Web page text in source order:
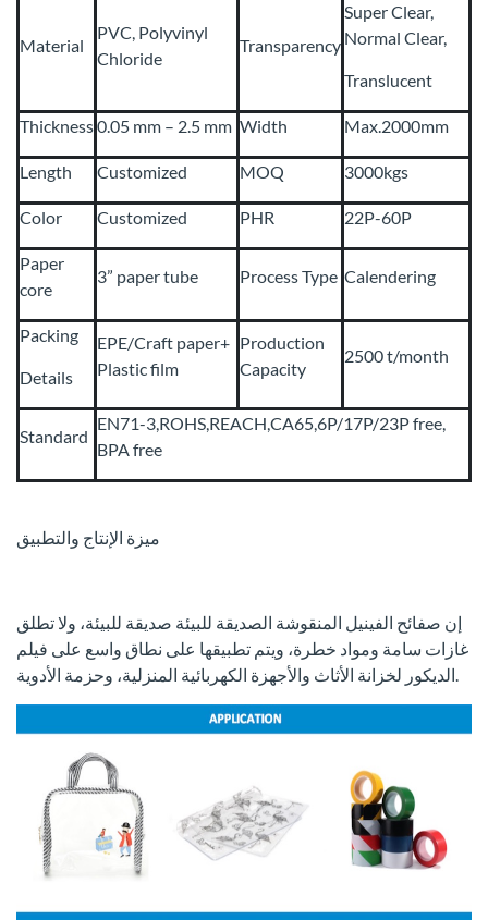
Material
PVC, Polyvinyl
Chloride
Transparency
Super Clear,
Normal Clear,
Translucent
Thickness0.05 mm – 2.5 mm Width Max.2000mm
Length Customized MOQ 3000kgs
Color Customized PHR 22P-60P
Paper
core
3” paper tube Process Type Calendering
Packing
Details
EPE/Craft paper+
Plastic film
Production
Capacity
2500 t/month
Standard
EN71-3,ROHS,REACH,CA65,6P/17P/23P free,
BPA free
ميزة الإنتاج والتطبيق
إن صفائح الفينيل المنقوشة الصديقة للبيئة صديقة للبيئة، ولا تطلق
غازات سامة ومواد خطرة، ويتم تطبيقها على نطاق واسع على فيلم
الديكور لخزانة الأثاث والأجهزة الكهربائية المنزلية، وحزمة الأدوية.